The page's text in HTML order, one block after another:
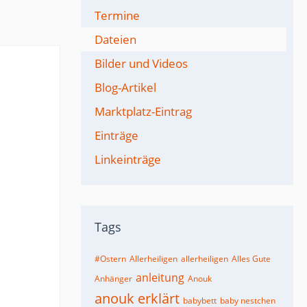
Termine
Dateien
Bilder und Videos
Blog-Artikel
Marktplatz-Eintrag
Einträge
Linkeinträge
Tags
#Ostern Allerheiligen allerheiligen Alles Gute
Anhänger anleitung Anouk
anouk erklärt babybett baby nestchen